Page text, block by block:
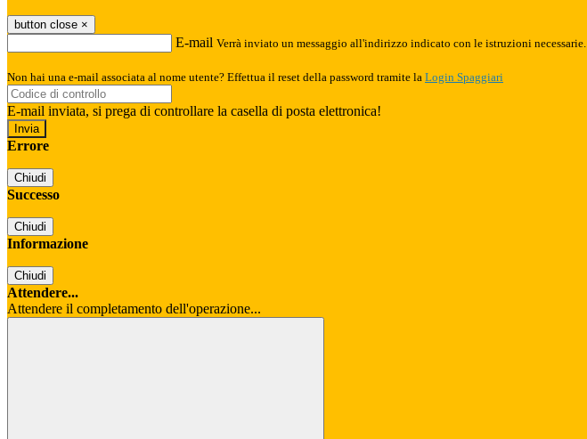
button close ×
E-mail Verrà inviato un messaggio all'indirizzo indicato con le istruzioni necessarie.
Non hai una e-mail associata al nome utente? Effettua il reset della password tramite la Login Spaggiari
E-mail inviata, si prega di controllare la casella di posta elettronica!
Errore
Chiudi
Successo
Chiudi
Informazione
Chiudi
Attendere...
Attendere il completamento dell'operazione...